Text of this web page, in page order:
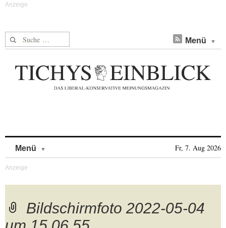
Suche nach: Menü
Menü Fr, 7. Aug 2026
Bildschirmfoto 2022-05-04